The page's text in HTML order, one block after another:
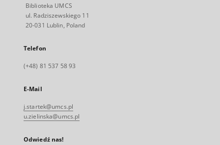
Biblioteka UMCS
ul. Radziszewskiego 11
20-031 Lublin, Poland
Telefon
(+48) 81 537 58 93
E-Mail
j.startek@umcs.pl
u.zielinska@umcs.pl
Odwiedź nas!